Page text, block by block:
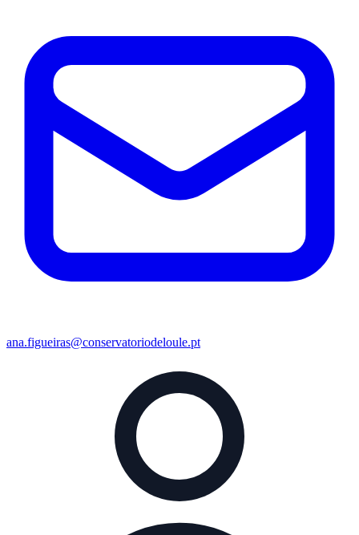
ana.figueiras@conservatoriodeloule.pt